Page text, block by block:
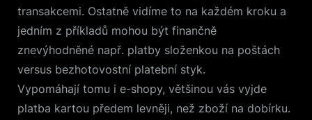
transakcemi. Ostatně vidíme to na každém kroku a
jedním z příkladů mohou být finančně
znevýhodněné např. platby složenkou na poštách
versus bezhotovostní platební styk.
Vypomáhají tomu i e-shopy, většinou vás vyjde
platba kartou předem levněji, než zboží na dobírku.